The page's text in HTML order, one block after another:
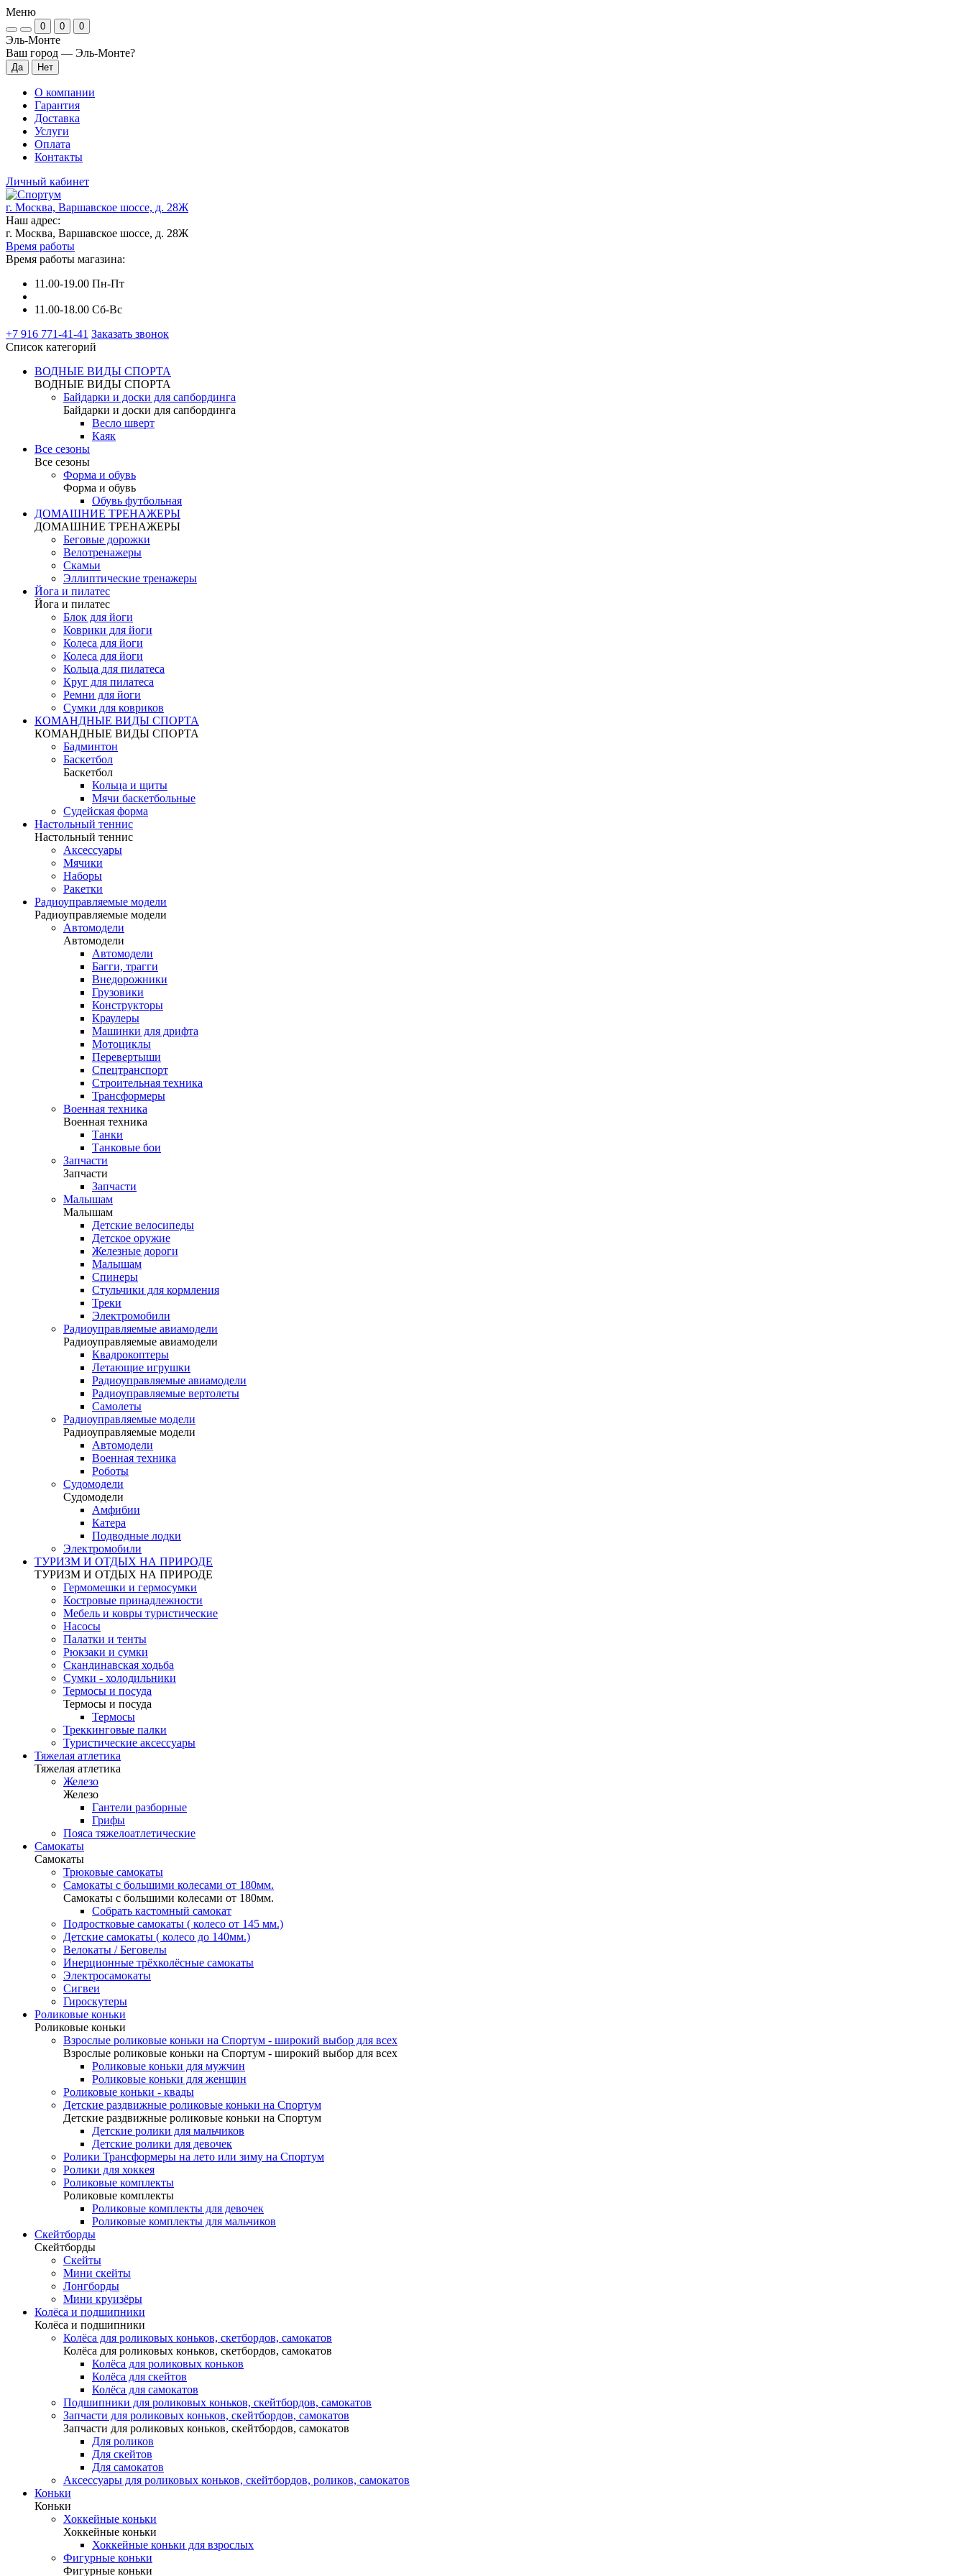
Меню
0 0 0
Эль-Монте
Ваш город — Эль-Монте?
О компании
Гарантия
Доставка
Услуги
Оплата
Контакты
Личный кабинет
г. Москва, Варшавское шоссе, д. 28Ж
Наш адрес:
г. Москва, Варшавское шоссе, д. 28Ж
Время работы
Время работы магазина:
11.00-19.00 Пн-Пт
11.00-18.00 Сб-Вс
+7 916 771-41-41 Заказать звонок
Список категорий
ВОДНЫЕ ВИДЫ СПОРТА
ВОДНЫЕ ВИДЫ СПОРТА
Байдарки и доски для сапбординга
Байдарки и доски для сапбординга
Весло шверт
Каяк
Все сезоны
Все сезоны
Форма и обувь
Форма и обувь
Обувь футбольная
ДОМАШНИЕ ТРЕНАЖЕРЫ
ДОМАШНИЕ ТРЕНАЖЕРЫ
Беговые дорожки
Велотренажеры
Скамьи
Эллиптические тренажеры
Йога и пилатес
Йога и пилатес
Блок для йоги
Коврики для йоги
Колеса для йоги
Колеса для йоги
Кольца для пилатеса
Круг для пилатеса
Ремни для йоги
Сумки для ковриков
КОМАНДНЫЕ ВИДЫ СПОРТА
КОМАНДНЫЕ ВИДЫ СПОРТА
Бадминтон
Баскетбол
Баскетбол
Кольца и щиты
Мячи баскетбольные
Судейская форма
Настольный теннис
Настольный теннис
Аксессуары
Мячики
Наборы
Ракетки
Радиоуправляемые модели
Радиоуправляемые модели
Автомодели
Автомодели
Автомодели
Багги, трагги
Внедорожники
Грузовики
Конструкторы
Краулеры
Машинки для дрифта
Мотоциклы
Перевертыши
Спецтранспорт
Строительная техника
Трансформеры
Военная техника
Военная техника
Танки
Танковые бои
Запчасти
Запчасти
Запчасти
Малышам
Малышам
Детские велосипеды
Детское оружие
Железные дороги
Малышам
Спинеры
Стульчики для кормления
Треки
Электромобили
Радиоуправляемые авиамодели
Радиоуправляемые авиамодели
Квадрокоптеры
Летающие игрушки
Радиоуправляемые авиамодели
Радиоуправляемые вертолеты
Самолеты
Радиоуправляемые модели
Радиоуправляемые модели
Автомодели
Военная техника
Роботы
Судомодели
Судомодели
Амфибии
Катера
Подводные лодки
Электромобили
ТУРИЗМ И ОТДЫХ НА ПРИРОДЕ
ТУРИЗМ И ОТДЫХ НА ПРИРОДЕ
Гермомешки и гермосумки
Костровые принадлежности
Мебель и ковры туристические
Насосы
Палатки и тенты
Рюкзаки и сумки
Скандинавская ходьба
Сумки - холодильники
Термосы и посуда
Термосы и посуда
Термосы
Треккинговые палки
Туристические аксессуары
Тяжелая атлетика
Тяжелая атлетика
Железо
Железо
Гантели разборные
Грифы
Пояса тяжелоатлетические
Самокаты
Самокаты
Трюковые самокаты
Самокаты с большими колесами от 180мм.
Самокаты с большими колесами от 180мм.
Собрать кастомный самокат
Подростковые самокаты ( колесо от 145 мм.)
Детские самокаты ( колесо до 140мм.)
Велокаты / Беговелы
Инерционные трёхколёсные самокаты
Электросамокаты
Сигвеи
Гироскутеры
Роликовые коньки
Роликовые коньки
Взрослые роликовые коньки на Спортум - широкий выбор для всех
Взрослые роликовые коньки на Спортум - широкий выбор для всех
Роликовые коньки для мужчин
Роликовые коньки для женщин
Роликовые коньки - квады
Детские раздвижные роликовые коньки на Спортум
Детские раздвижные роликовые коньки на Спортум
Детские ролики для мальчиков
Детские ролики для девочек
Ролики Трансформеры на лето или зиму на Спортум
Ролики для хоккея
Роликовые комплекты
Роликовые комплекты
Роликовые комплекты для девочек
Роликовые комплекты для мальчиков
Скейтборды
Скейтборды
Скейты
Мини скейты
Лонгборды
Мини круизёры
Колёса и подшипники
Колёса и подшипники
Колёса для роликовых коньков, скетбордов, самокатов
Колёса для роликовых коньков, скетбордов, самокатов
Колёса для роликовых коньков
Колёса для скейтов
Колёса для самокатов
Подшипники для роликовых коньков, скейтбордов, самокатов
Запчасти для роликовых коньков, скейтбордов, самокатов
Запчасти для роликовых коньков, скейтбордов, самокатов
Для роликов
Для скейтов
Для самокатов
Аксессуары для роликовых коньков, скейтбордов, роликов, самокатов
Коньки
Коньки
Хоккейные коньки
Хоккейные коньки
Хоккейные коньки для взрослых
Фигурные коньки
Фигурные коньки